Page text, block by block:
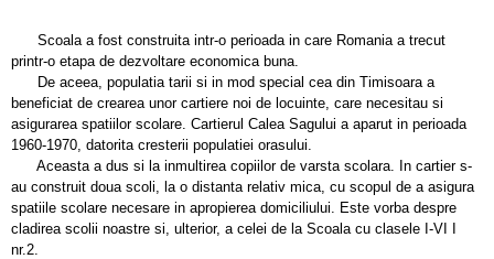
Scoala a fost construita intr-o perioada in care Romania a trecut
printr-o etapa de dezvoltare economica buna.
De aceea, populatia tarii si in mod special cea din Timisoara a
beneficiat de crearea unor cartiere noi de locuinte, care necesitau si
asigurarea spatiilor scolare. Cartierul Calea Sagului a aparut in perioada
1960-1970, datorita cresterii populatiei orasului.
Aceasta a dus si la inmultirea copiilor de varsta scolara. In cartier s-
au construit doua scoli, la o distanta relativ mica, cu scopul de a asigura
spatiile scolare necesare in apropierea domiciliului. Este vorba despre
cladirea scolii noastre si, ulterior, a celei de la Scoala cu clasele I-VI I
nr.2.